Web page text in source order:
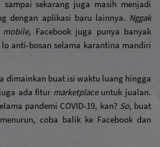
sekarang juga masih menjadi
dengan aplikasi baru lainnya. Nggak
mobile
anti-bosan selama karantina mandiri
ada fitur marketplace untuk jualan.
pandemi COVID-19, kan? So, buat
coba balik ke Facebook dan